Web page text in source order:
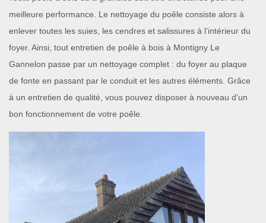
meilleure performance. Le nettoyage du poêle consiste alors à
enlever toutes les suies, les cendres et salissures à l’intérieur du
foyer. Ainsi, tout entretien de poêle à bois à Montigny Le
Gannelon passe par un nettoyage complet : du foyer au plaque
de fonte en passant par le conduit et les autres éléments. Grâce
à un entretien de qualité, vous pouvez disposer à nouveau d’un
bon fonctionnement de votre poêle.